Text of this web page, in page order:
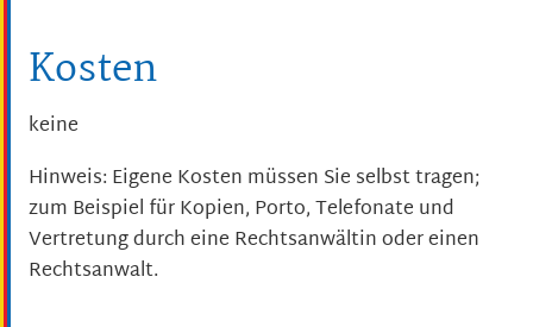
Kosten
keine
Hinweis: Eigene Kosten müssen Sie selbst tragen;
zum Beispiel für Kopien, Porto, Telefonate und
Vertretung durch eine Rechtsanwältin oder einen
Rechtsanwalt.